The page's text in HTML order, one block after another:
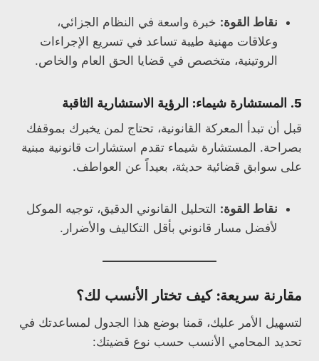
نقاط القوة: خبرة واسعة في النظام الجزائي،
وعلاقات مهنية طيبة تساعد في تسريع الإجراءات
الروتينية، متخصص في قضايا الحق العام والخاص.
5. المستشارة شيماء: الرؤية الاستشارية الثاقبة
قبل أن تبدأ المعركة القانونية، تحتاج لمن يخبرك بموقفك
بصراحة. المستشارة شيماء تقدم استشارات قانونية مبنية
على سوابق قضائية حديثة، بعيداً عن العواطف.
نقاط القوة: التحليل القانوني الدقيق، توجيه الموكل
لأفضل مسار قانوني بأقل التكاليف والأضرار.
مقارنة سريعة: كيف تختار الأنسب لك؟
لتسهيل الأمر عليك، قمنا بوضع هذا الجدول لمساعدتك في
تحديد المحامي الأنسب حسب نوع قضيتك: